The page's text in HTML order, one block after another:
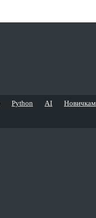
Python AI Новичкам